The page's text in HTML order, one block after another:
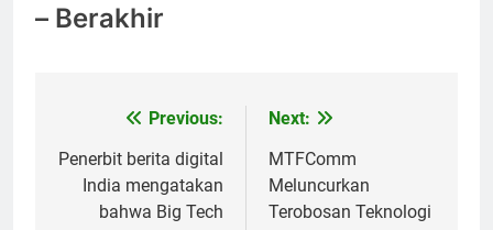
– Berakhir
navigation
Previous:
Penerbit berita digital
India mengatakan
bahwa Big Tech
Next:
MTFComm
Meluncurkan
Terobosan Teknologi